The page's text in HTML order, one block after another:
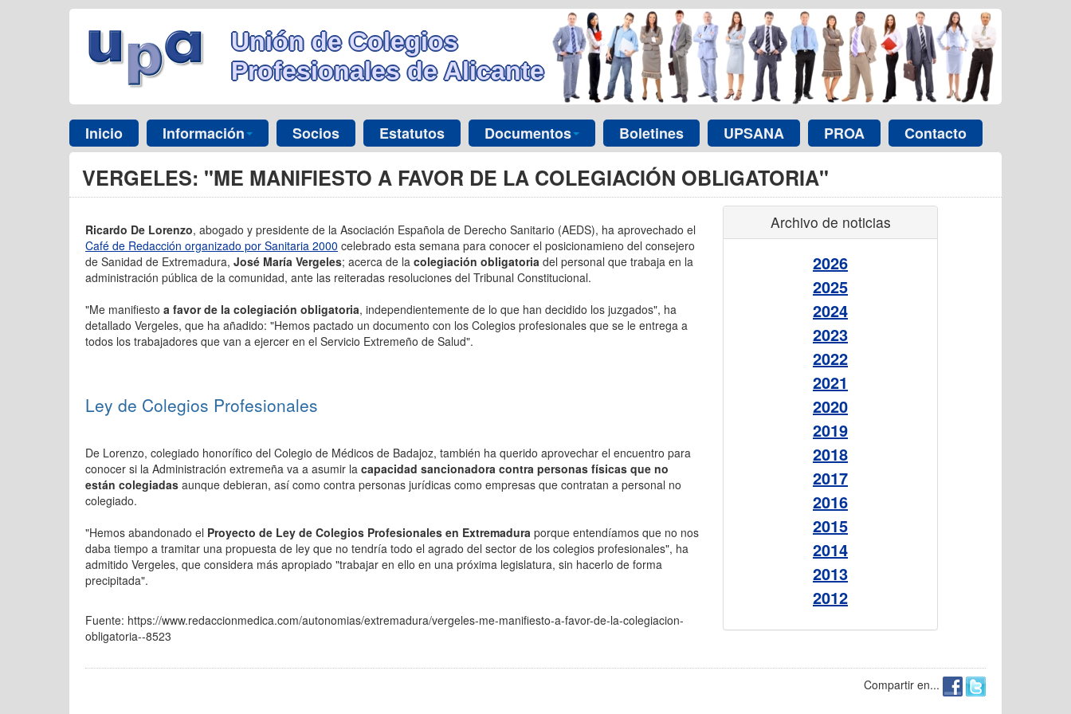
Unión de Colegios
Profesionales de Alicante
Inicio Información Socios Estatutos Documentos Boletines UPSANA PROA Contacto
VERGELES: "ME MANIFIESTO A FAVOR DE LA COLEGIACIÓN OBLIGATORIA"
Ricardo De Lorenzo, abogado y presidente de la Asociación Española de Derecho Sanitario (AEDS), ha aprovechado el
Café de Redacción organizado por Sanitaria 2000 celebrado esta semana para conocer el posicionamieno del consejero
de Sanidad de Extremadura, José María Vergeles; acerca de la colegiación obligatoria del personal que trabaja en la
administración pública de la comunidad, ante las reiteradas resoluciones del Tribunal Constitucional.
"Me manifiesto a favor de la colegiación obligatoria, independientemente de lo que han decidido los juzgados", ha
detallado Vergeles, que ha añadido: "Hemos pactado un documento con los Colegios profesionales que se le entrega a
todos los trabajadores que van a ejercer en el Servicio Extremeño de Salud".
Ley de Colegios Profesionales
De Lorenzo, colegiado honorífico del Colegio de Médicos de Badajoz, también ha querido aprovechar el encuentro para
conocer si la Administración extremeña va a asumir la capacidad sancionadora contra personas físicas que no
están colegiadas aunque debieran, así como contra personas jurídicas como empresas que contratan a personal no
colegiado.
"Hemos abandonado el Proyecto de Ley de Colegios Profesionales en Extremadura porque entendíamos que no nos
daba tiempo a tramitar una propuesta de ley que no tendría todo el agrado del sector de los colegios profesionales", ha
admitido Vergeles, que considera más apropiado "trabajar en ello en una próxima legislatura, sin hacerlo de forma
precipitada".
Fuente: https://www.redaccionmedica.com/autonomias/extremadura/vergeles-me-manifiesto-a-favor-de-la-colegiacion-
obligatoria--8523
Archivo de noticias
2026
2025
2024
2023
2022
2021
2020
2019
2018
2017
2016
2015
2014
2013
2012
Compartir en...